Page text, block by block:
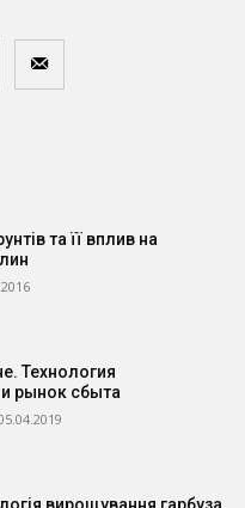
та її вплив на
Технология
рынок сбыта